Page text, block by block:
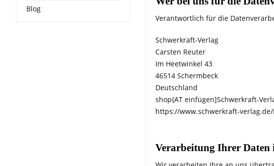
Blog
Verantwortlich für die
Schwerkraft-Verlag
Carsten Reuter
Im Heetwinkel 43
46514 Schermbeck
Deutschland
shop{AT einfügen]Schwerkraft-
https://www.schwerkraft-
Verarbeitung Ihrer Daten